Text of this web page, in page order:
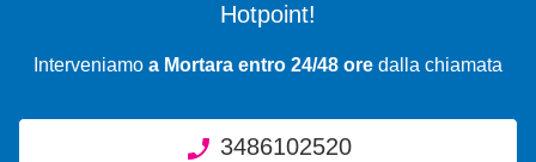
Hotpoint!
Interveniamo a Mortara entro 24/48 ore dalla chiamata
3486102520